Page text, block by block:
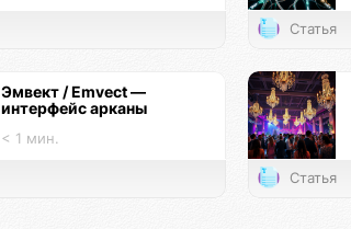
Статья
Эмвект / Emvect —
интерфейс арканы
< 1 мин.
Статья